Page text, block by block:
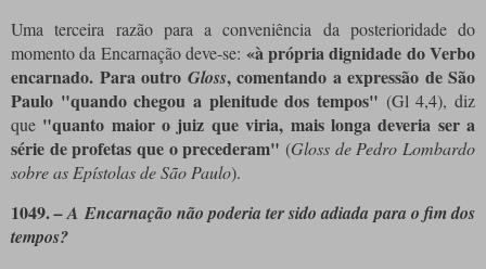
Uma terceira razão para a conveniência da posterioridade do
momento da Encarnação deve-se: «à própria dignidade do Verbo
encarnado. Para outro Gloss, comentando a expressão de São
Paulo "quando chegou a plenitude dos tempos" (Gl 4,4), diz
que "quanto maior o juiz que viria, mais longa deveria ser a
série de profetas que o precederam" (Gloss de Pedro Lombardo
sobre as Epístolas de São Paulo).
1049.– A Encarnação não poderia ter sido adiada para o fim dos
tempos?